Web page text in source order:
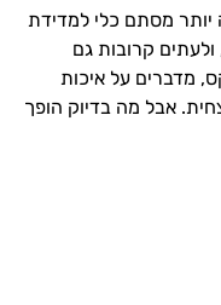
יותר מסתם כלי למדידת
קרובות גם
מדברים על איכות
אבל מה בדיוק הופך